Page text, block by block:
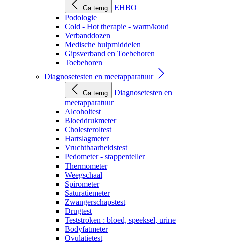
Ga terug
EHBO
Podologie
Cold - Hot therapie - warm/koud
Verbanddozen
Medische hulpmiddelen
Gipsverband en Toebehoren
Toebehoren
Diagnosetesten en meetapparatuur
Ga terug
Diagnosetesten en
meetapparatuur
Alcoholtest
Bloeddrukmeter
Cholesteroltest
Hartslagmeter
Vruchtbaarheidstest
Pedometer - stappenteller
Thermometer
Weegschaal
Spirometer
Saturatiemeter
Zwangerschapstest
Drugtest
Teststroken : bloed, speeksel, urine
Bodyfatmeter
Ovulatietest